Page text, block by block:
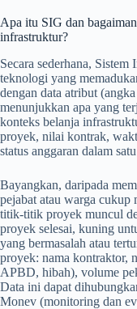
Apa itu SIG dan
infrastruktur?
Secara sederhana,
teknologi yang
dengan data atribut
menunjukkan apa yang
konteks belanja
proyek, nilai kontrak,
status anggaran dalam
Bayangkan, daripada
pejabat atau warga cukup
titik-titik proyek muncul
proyek selesai, kuning
yang bermasalah atau
proyek: nama kontraktor,
APBD, hibah), volume
Data ini dapat
Monev (monitoring dan